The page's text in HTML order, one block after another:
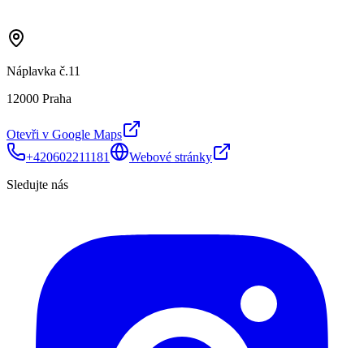
Náplavka č.11
12000 Praha
Otevři v Google Maps
+420602211181
Webové stránky
Sledujte nás